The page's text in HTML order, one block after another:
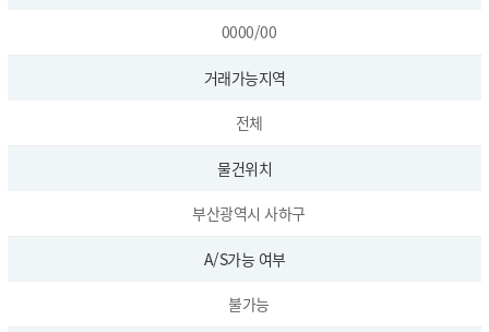
0000/00
거래가능지역
전체
물건위치
부산광역시 사하구
A/S가능 여부
불가능